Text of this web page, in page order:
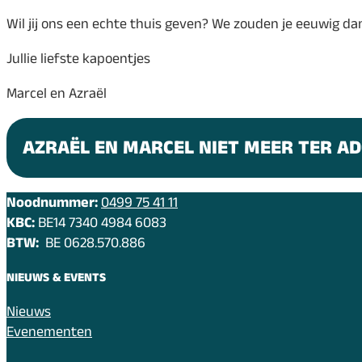
Wil jij ons een echte thuis geven? We zouden je eeuwig
Jullie liefste kapoentjes
Marcel en Azraël
AZRAËL EN MARCEL NIET MEER TER
Noodnummer: 0499 75 41 11
KBC: BE14 7340 4984 6083
BTW: BE 0628.570.886
NIEUWS & EVENTS
Nieuws
Evenementen